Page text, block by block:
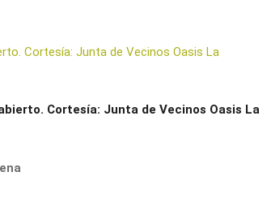
Cortesía: Junta de Vecinos Oasis La